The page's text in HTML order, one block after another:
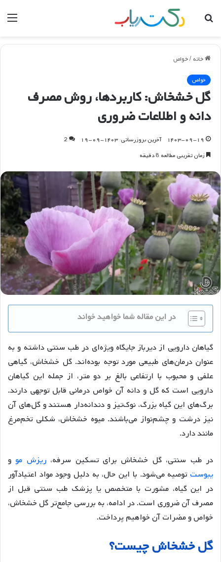
جستجو
خانه /خواص
خواص
گل خشخاش: کاربردها، روش مصرف
دانه و اطلاعات ضروری
۱۴۰۳-۰۹-۱۹ آخرین بروزرسانی: ۱۴۰۳-۰۹-۱۹
2
زمان تقریبی مطالعه 8 دقیقه
در این مقاله شما خواهید خواند
گیاهان دارویی از دیرباز جایگاه ویژه‌ای در طب سنتی داشته و به
عنوان درمان‌های طبیعی مورد توجه بوده‌اند. گل خشخاش، گیاهی
علفی و محبوب با ارتفاعی بالغ بر دو متر، از جمله این گیاهان
دارویی است که گل و دانه آن خواص درمانی قابل توجهی دارند.
برگ‌های این گیاه بزرگ، نوک‌تیز و دندانه‌دار هستند و گل‌های آن
نیز درشت و چشم‌نواز می‌باشند. میوه خشخاش، شکلی تخم‌مرغ
مانند دارد.
در طب سنتی، گل خشخاش برای تسکین سرفه،ریزش موو
یبوست توصیه می‌شود. با این حال، به دلیل وجود مواد اعتیادآور
در این گیاه، مشورت با متخصص یا پزشک طب سنتی قبل از
مصرف آن ضروری است. در ادامه، به بررسی جامع‌تر گل خشخاش،
خواص و مضرات آن خواهیم پرداخت.
گل خشخاش چیست؟